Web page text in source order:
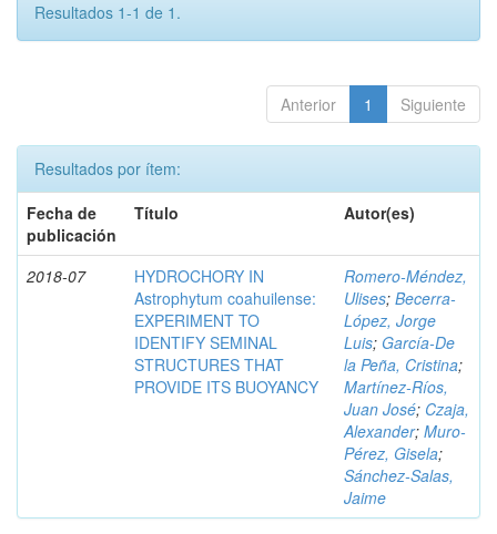
Resultados 1-1 de 1.
Anterior 1 Siguiente
Resultados por ítem:
Fecha de
publicación
Título Autor(es)
2018-07
HYDROCHORY IN
Astrophytum coahuilense:
EXPERIMENT TO
IDENTIFY SEMINAL
STRUCTURES THAT
PROVIDE ITS BUOYANCY
Romero-Méndez,
Ulises; Becerra-
López, Jorge
Luis; García-De
la Peña, Cristina;
Martínez-Ríos,
Juan José; Czaja,
Alexander; Muro-
Pérez, Gisela;
Sánchez-Salas,
Jaime